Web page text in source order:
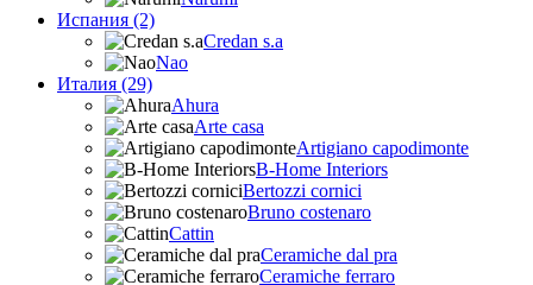
Испания (2)
Credan s.a
Nao
Италия (29)
Ahura
Arte casa
Artigiano capodimonte
B-Home Interiors
Bertozzi cornici
Bruno costenaro
Cattin
Ceramiche dal pra
Ceramiche ferraro